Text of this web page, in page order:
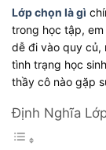
Lớp chọn là gì
trong học tập,
dễ đi vào quy củ,
tình trạng học
thầy cô nào gặp
Định Nghĩa